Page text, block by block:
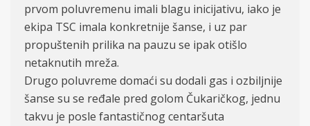
prvom poluvremenu imali blagu inicijativu, iako je
ekipa TSC imala konkretnije šanse, i uz par
propuštenih prilika na pauzu se ipak otišlo
netaknutih mreža.
Drugo poluvreme domaći su dodali gas i ozbiljnije
šanse su se ređale pred golom Čukaričkog, jednu
takvu je posle fantastičnog centaršuta